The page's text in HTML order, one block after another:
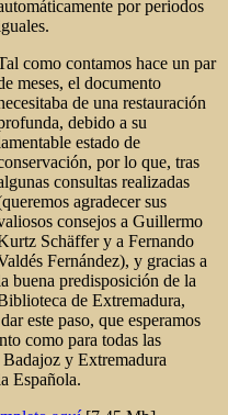
por periodos
como contamos hace un par
meses, el documento
de una restauración
debido a su
estado de
por lo que, tras
consultas realizadas
agradecer sus
consejos a Guillermo
Schäffer y a Fernando
Fernández), y gracias a
buena predisposición de la
de Extremadura,
este paso, que esperamos
como para todas las
Badajoz y Extremadura
Española.